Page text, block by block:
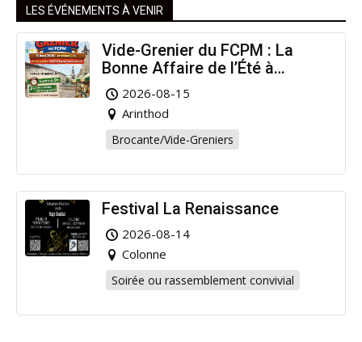
LES ÉVÉNEMENTS À VENIR
Vide-Grenier du FCPM : La
Bonne Affaire de l’Été à
Arinthod !
2026-08-15
Arinthod
Brocante/Vide-Greniers
Festival La Renaissance
2026-08-14
Colonne
Soirée ou rassemblement convivial